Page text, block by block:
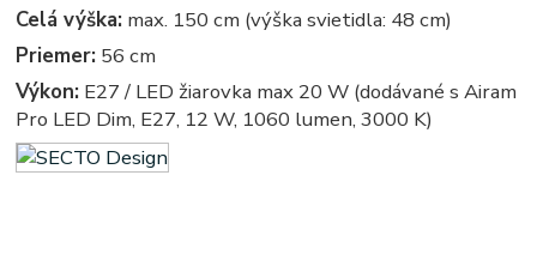
Celá výška: max. 150 cm (výška svietidla: 48 cm)
Priemer: 56 cm
Výkon: E27 / LED žiarovka max 20 W (dodávané s Airam
Pro LED Dim, E27, 12 W, 1060 lumen, 3000 K)